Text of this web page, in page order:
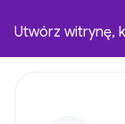
Utwórz witrynę,